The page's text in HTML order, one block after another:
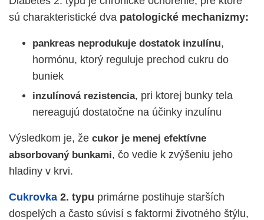
sú charakteristické dva patologické mechanizmy:
pankreas neprodukuje dostatok inzulínu,
hormónu, ktorý reguluje prechod cukru do
buniek
inzulínová rezistencia, pri ktorej bunky tela
nereagujú dostatočne na účinky inzulínu
Výsledkom je, že cukor je menej efektívne
absorbovaný bunkami, čo vedie k zvýšeniu jeho
hladiny v krvi.
Cukrovka 2. typu primárne postihuje starších
dospelých a často súvisí s faktormi životného štýlu,